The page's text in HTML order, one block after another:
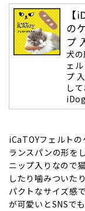
の
プ
犬
ェ
プ
し
iCaTOYフェルト
ランスパンの形を
ニップ入りなので
したり噛みついた
パクトなサイズ感
が可愛いとSNSで